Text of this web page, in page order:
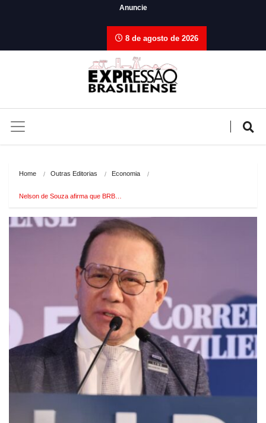
Anuncie
8 de agosto de 2026
Home Outras Editorias Economia
Nelson de Souza afirma que BRB…